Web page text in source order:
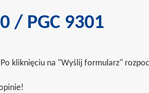
/ PGC 9301
kliknięciu na "Wyślij formularz"